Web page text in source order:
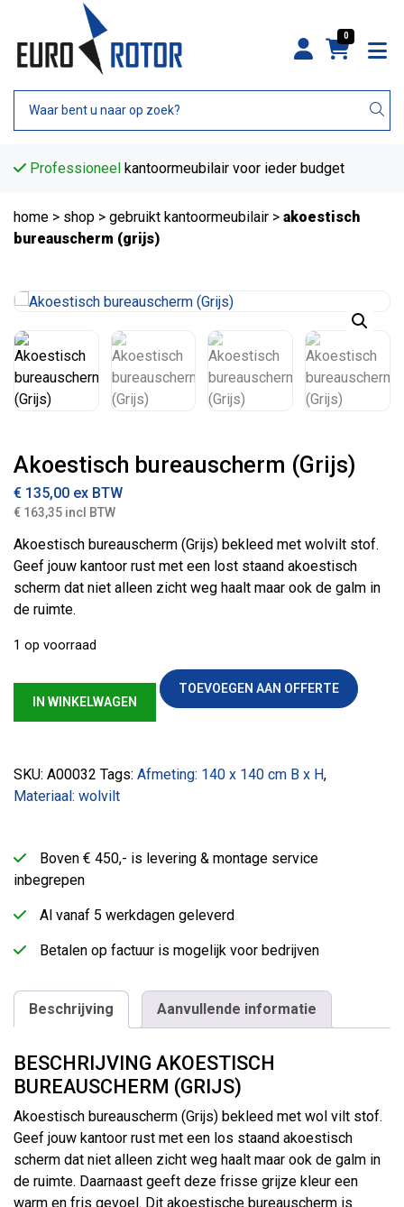
0
Professioneel kantoormeubilair voor ieder budget
home > shop > gebruikt kantoormeubilair > akoestisch
bureauscherm (grijs)
Akoestisch bureauscherm (Grijs)
€ 135,00 ex BTW
€ 163,35 incl BTW
Akoestisch bureauscherm (Grijs) bekleed met wolvilt stof.
Geef jouw kantoor rust met een lost staand akoestisch
scherm dat niet alleen zicht weg haalt maar ook de galm in
de ruimte.
1 op voorraad
Akoestisch bureauscherm (Grijs) aantal
IN WINKELWAGEN
TOEVOEGEN AAN OFFERTE
SKU: A00032 Tags: Afmeting: 140 x 140 cm B x H,
Materiaal: wolvilt
Boven € 450,- is levering & montage service
inbegrepen
Al vanaf 5 werkdagen geleverd
Betalen op factuur is mogelijk voor bedrijven
Beschrijving Aanvullende informatie
BESCHRIJVING AKOESTISCH
BUREAUSCHERM (GRIJS)
Akoestisch bureauscherm (Grijs) bekleed met wol vilt stof.
Geef jouw kantoor rust met een los staand akoestisch
scherm dat niet alleen zicht weg haalt maar ook de galm in
de ruimte. Daarnaast geeft deze frisse grijze kleur een
warm en fris gevoel. Dit akoestische bureauscherm is